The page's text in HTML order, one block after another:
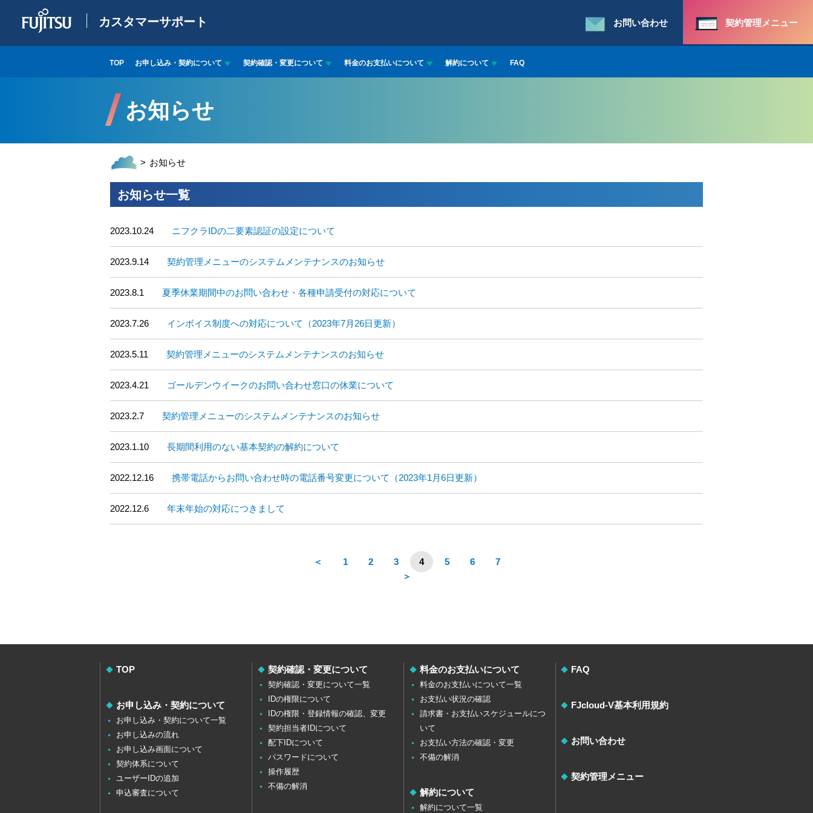
カスタマーサポート お問い合わせ 契約管理メニュー
TOP お申し込み・契約について 契約確認・変更について 料金のお支払いについて 解約について FAQ
お知らせ
お知らせ
お知らせ一覧
2023.10.24 ニフクラIDの二要素認証の設定について
2023.9.14 契約管理メニューのシステムメンテナンスのお知らせ
2023.8.1 夏季休業期間中のお問い合わせ・各種申請受付の対応について
2023.7.26 インボイス制度への対応について（2023年7月26日更新）
2023.5.11 契約管理メニューのシステムメンテナンスのお知らせ
2023.4.21 ゴールデンウイークのお問い合わせ窓口の休業について
2023.2.7 契約管理メニューのシステムメンテナンスのお知らせ
2023.1.10 長期間利用のない基本契約の解約について
2022.12.16 携帯電話からお問い合わせ時の電話番号変更について（2023年1月6日更新）
2022.12.6 年末年始の対応につきまして
＜ 1 2 3 4 5 6
7
＞
TOP
お申し込み・契約について
お申し込み・契約について一覧
お申し込みの流れ
お申し込み画面について
契約体系について
ユーザーIDの追加
申込審査について
契約確認・変更について
契約確認・変更について一覧
IDの権限について
IDの権限・登録情報の確認、変更
契約担当者IDについて
配下IDについて
パスワードについて
操作履歴
不備の解消
料金のお支払いについて
料金のお支払いについて一覧
お支払い状況の確認
請求書・お支払いスケジュールにつ
いて
お支払い方法の確認・変更
不備の解消
解約について
解約について一覧
FAQ
FJcloud-V基本利用規約
お問い合わせ
契約管理メニュー